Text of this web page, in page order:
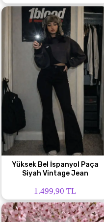
Yüksek Bel İspanyol Paça
Siyah Vintage Jean
1.499,90 TL